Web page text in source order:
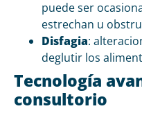
puede ser
estrechan u
Disfagia:
deglutir los
Tecnología
consultorio